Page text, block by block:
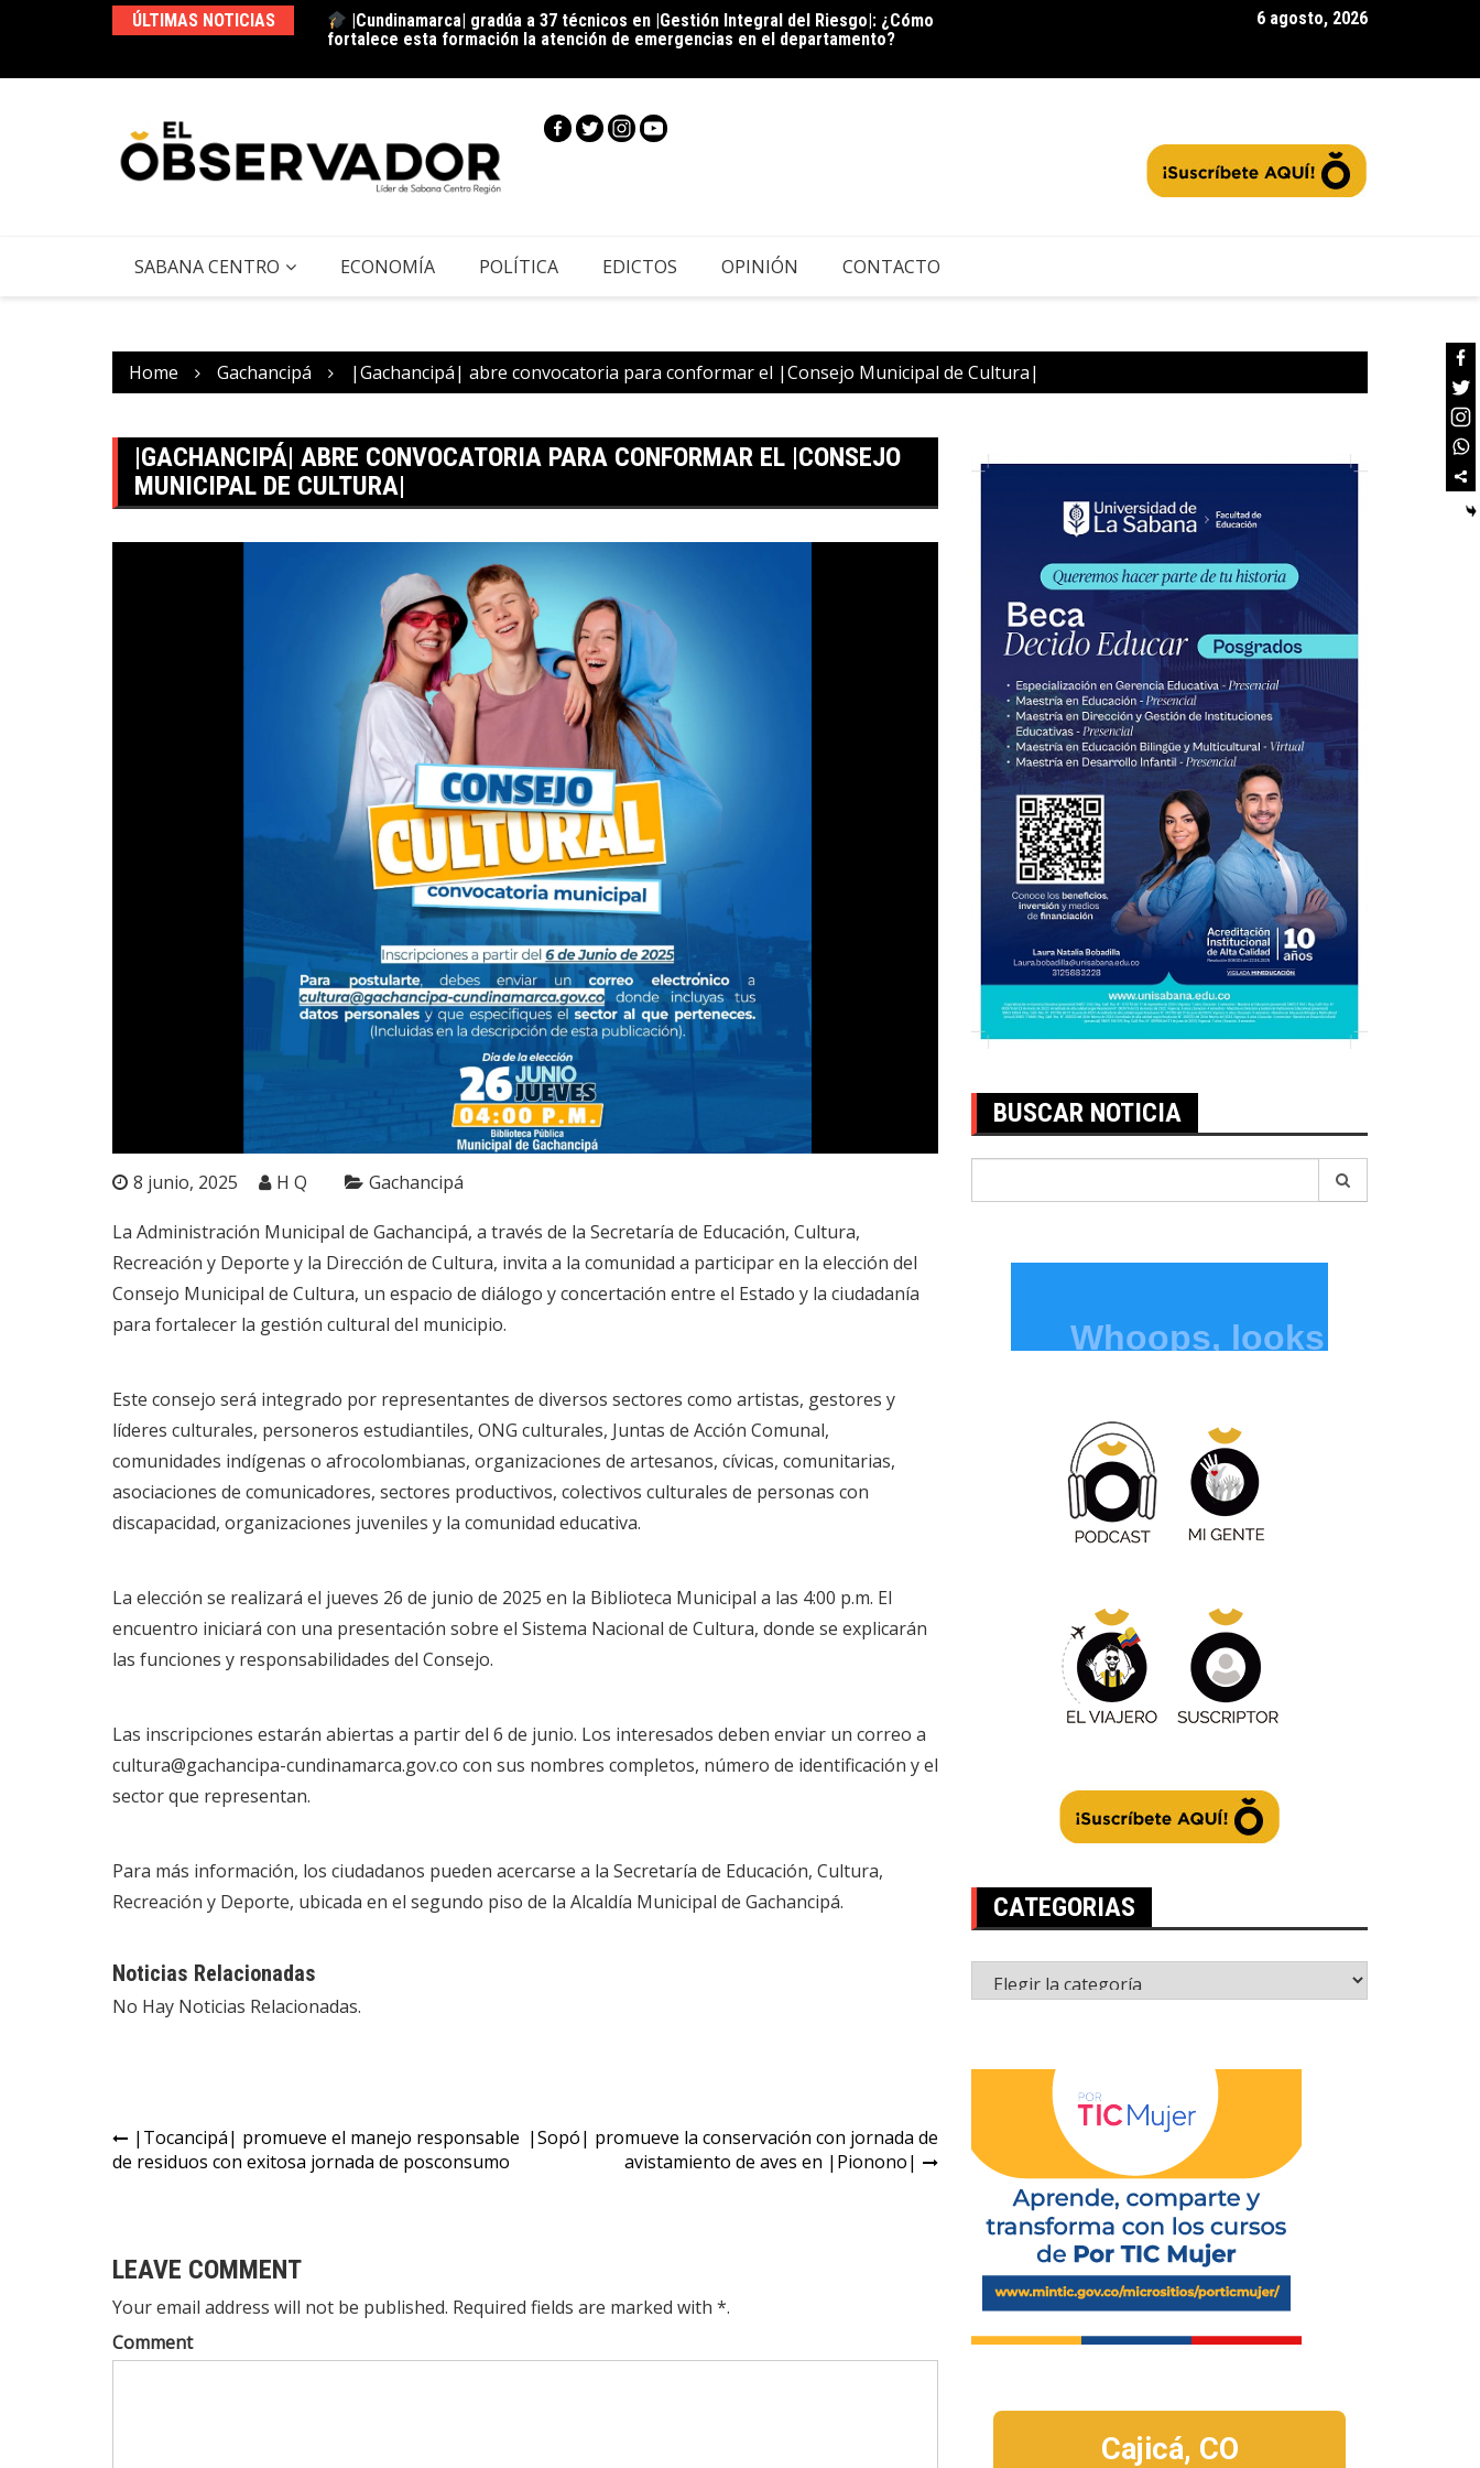
ÚLTIMAS NOTICIAS
Vida Rural| con 97 acueductos
de las fuentes hídricas en
|Cundinamarca| gradúa a 37 técnicos en |Gestión Integral del Riesgo|: ¿Cómo
fortalece esta formación la atención de emergencias en el departamento?
6 agosto, 2026
SABANA CENTRO ECONOMÍA POLÍTICA EDICTOS OPINIÓN CONTACTO
Home Gachancipá |Gachancipá| abre convocatoria para conformar el |Consejo Municipal de Cultura|
|GACHANCIPÁ| ABRE CONVOCATORIA PARA CONFORMAR EL |CONSEJO
MUNICIPAL DE CULTURA|
8 junio, 2025 H Q Gachancipá
La Administración Municipal de Gachancipá, a través de la Secretaría de Educación, Cultura,
Recreación y Deporte y la Dirección de Cultura, invita a la comunidad a participar en la elección del
Consejo Municipal de Cultura, un espacio de diálogo y concertación entre el Estado y la ciudadanía
para fortalecer la gestión cultural del municipio.
Este consejo será integrado por representantes de diversos sectores como artistas, gestores y
líderes culturales, personeros estudiantiles, ONG culturales, Juntas de Acción Comunal,
comunidades indígenas o afrocolombianas, organizaciones de artesanos, cívicas, comunitarias,
asociaciones de comunicadores, sectores productivos, colectivos culturales de personas con
discapacidad, organizaciones juveniles y la comunidad educativa.
La elección se realizará el jueves 26 de junio de 2025 en la Biblioteca Municipal a las 4:00 p.m. El
encuentro iniciará con una presentación sobre el Sistema Nacional de Cultura, donde se explicarán
las funciones y responsabilidades del Consejo.
Las inscripciones estarán abiertas a partir del 6 de junio. Los interesados deben enviar un correo a
cultura@gachancipa-cundinamarca.gov.co con sus nombres completos, número de identificación y el
sector que representan.
Para más información, los ciudadanos pueden acercarse a la Secretaría de Educación, Cultura,
Recreación y Deporte, ubicada en el segundo piso de la Alcaldía Municipal de Gachancipá.
Noticias Relacionadas
No Hay Noticias Relacionadas.
|Tocancipá| promueve el manejo responsable
de residuos con exitosa jornada de posconsumo
|Sopó| promueve la conservación con jornada de
avistamiento de aves en |Pionono|
LEAVE COMMENT
Your email address will not be published. Required fields are marked with *.
Comment
BUSCAR NOTICIA
CATEGORIAS
Cajicá, CO